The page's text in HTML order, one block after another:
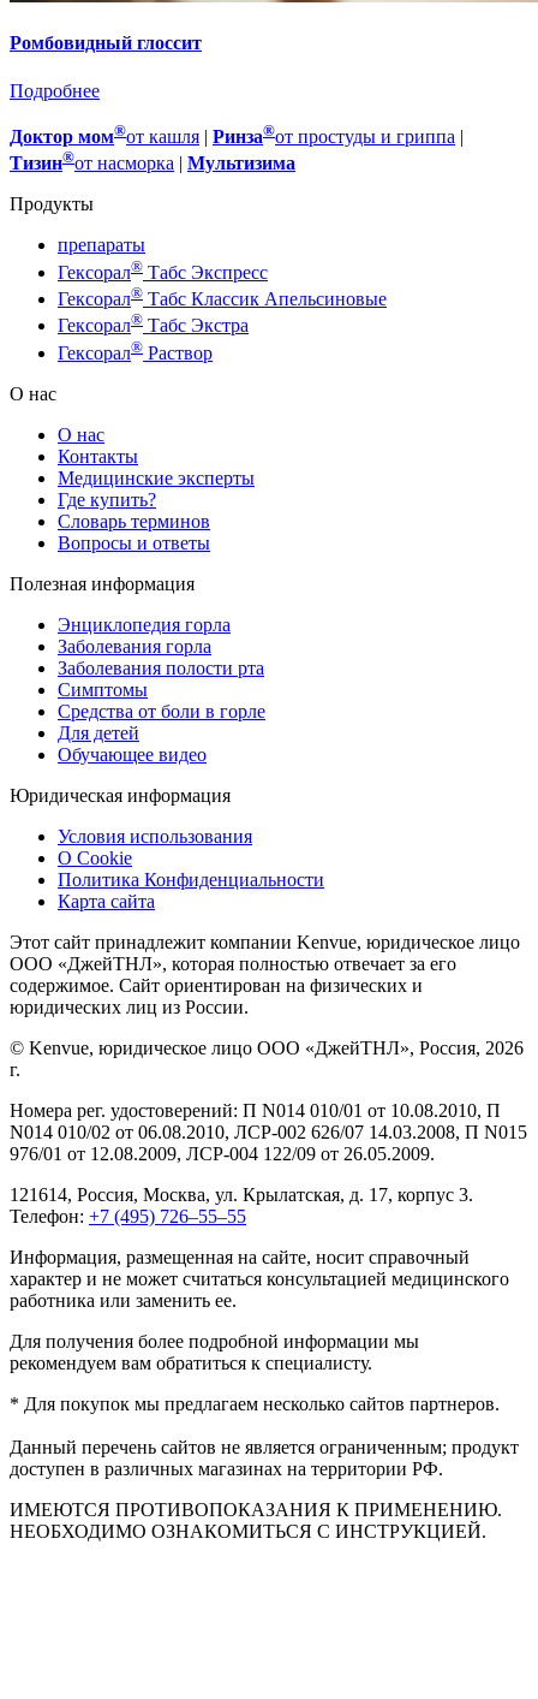
Ромбовидный глоссит
Подробнее
Доктор мом®от кашля | Ринза®от простуды и гриппа |
Тизин®от насморка | Мультизима
Продукты
препараты
Гексорал® Табс Экспресс
Гексорал® Табс Классик Апельсиновые
Гексорал® Табс Экстра
Гексорал® Раствор
О нас
О нас
Контакты
Медицинские эксперты
Где купить?
Словарь терминов
Вопросы и ответы
Полезная информация
Энциклопедия горла
Заболевания горла
Заболевания полости рта
Симптомы
Средства от боли в горле
Для детей
Обучающее видео
Юридическая информация
Условия использования
О Cookie
Политика Конфиденциальности
Карта сайта
Этот сайт принадлежит компании Kenvue, юридическое лицо
ООО «ДжейТНЛ», которая полностью отвечает за его
содержимое. Сайт ориентирован на физических и
юридических лиц из России.
© Kenvue, юридическое лицо ООО «ДжейТНЛ», Россия, 2026
г.
Номера рег. удостоверений: П N014 010/01 от 10.08.2010, П
N014 010/02 от 06.08.2010, ЛСР-002 626/07 14.03.2008, П N015
976/01 от 12.08.2009, ЛСР-004 122/09 от 26.05.2009.
121614, Россия, Москва, ул. Крылатская, д. 17, корпус 3.
Телефон: +7 (495) 726–55–55
Информация, размещенная на сайте, носит справочный
характер и не может считаться консультацией медицинского
работника или заменить ее.
Для получения более подробной информации мы
рекомендуем вам обратиться к специалисту.
* Для покупок мы предлагаем несколько сайтов партнеров.
Данный перечень сайтов не является ограниченным; продукт
доступен в различных магазинах на территории РФ.
ИМЕЮТСЯ ПРОТИВОПОКАЗАНИЯ К ПРИМЕНЕНИЮ.
НЕОБХОДИМО ОЗНАКОМИТЬСЯ С ИНСТРУКЦИЕЙ.